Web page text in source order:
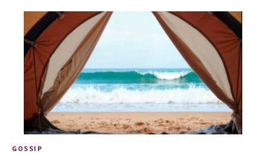
GOSSIP